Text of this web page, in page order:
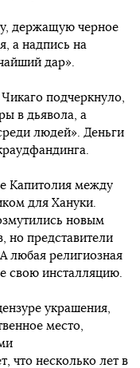
держащую черное
а надпись на
дар».
подчеркнуло,
в дьявола, а
людей». Деньги
Капитолия между
для Хануки.
новым
но представители
любая религиозная
свою инсталляцию.
украшения,
место,
что несколько лет в